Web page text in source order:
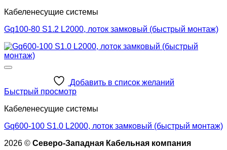
Кабеленесущие системы
Gq100-80 S1.2 L2000, лоток замковый (быстрый монтаж)
Добавить в список желаний
Быстрый просмотр
Кабеленесущие системы
Gq600-100 S1.0 L2000, лоток замковый (быстрый монтаж)
2026 © Северо-Западная Кабельная компания